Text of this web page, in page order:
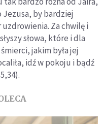
by bardziej
Za chwilę i
słowa, które i dla
jakim była jej
idź w pokoju i bądź